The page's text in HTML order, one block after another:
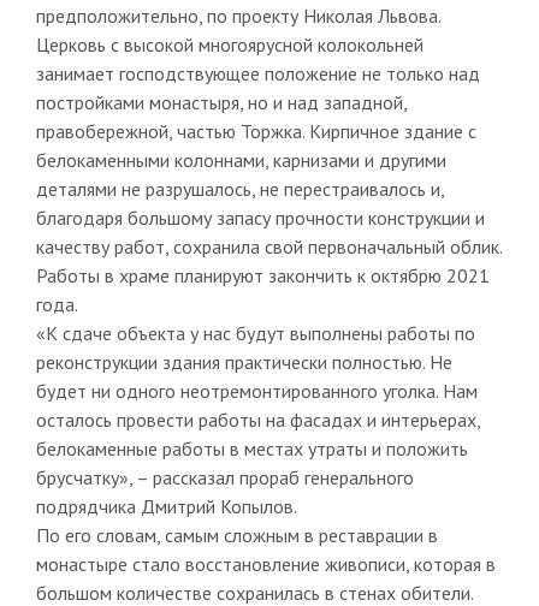
предположительно, по проекту Николая Львова.
Церковь с высокой многоярусной колокольней
занимает господствующее положение не только над
постройками монастыря, но и над западной,
правобережной, частью Торжка. Кирпичное здание с
белокаменными колоннами, карнизами и другими
деталями не разрушалось, не перестраивалось и,
благодаря большому запасу прочности конструкции и
качеству работ, сохранила свой первоначальный облик.
Работы в храме планируют закончить к октябрю 2021
года.
«К сдаче объекта у нас будут выполнены работы по
реконструкции здания практически полностью. Не
будет ни одного неотремонтированного уголка. Нам
осталось провести работы на фасадах и интерьерах,
белокаменные работы в местах утраты и положить
брусчатку», – рассказал прораб генерального
подрядчика Дмитрий Копылов.
По его словам, самым сложным в реставрации в
монастыре стало восстановление живописи, которая в
большом количестве сохранилась в стенах обители.